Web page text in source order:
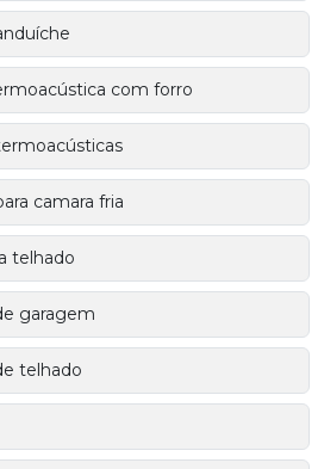
com forro
camara fria
telhado
garagem
telhado